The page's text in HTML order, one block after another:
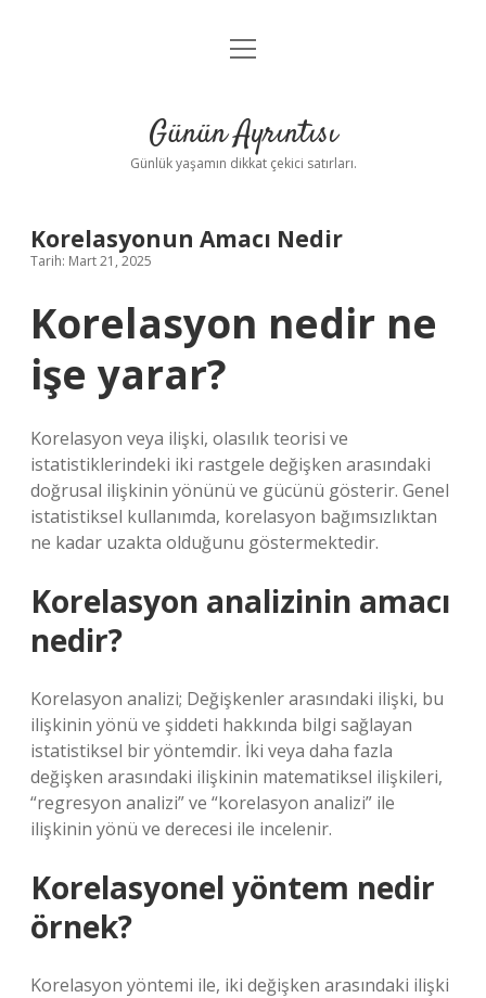
Anasayfa
Yasal Uyarı
menüyü
Günün Ayrıntısı
Günlük yaşamın dikkat çekici satırları.
Korelasyonun Amacı Nedir
Tarih: Mart 21, 2025
Korelasyon nedir ne
işe yarar?
Korelasyon veya ilişki, olasılık teorisi ve
istatistiklerindeki iki rastgele değişken arasındaki
doğrusal ilişkinin yönünü ve gücünü gösterir. Genel
istatistiksel kullanımda, korelasyon bağımsızlıktan
ne kadar uzakta olduğunu göstermektedir.
Korelasyon analizinin amacı
nedir?
Korelasyon analizi; Değişkenler arasındaki ilişki, bu
ilişkinin yönü ve şiddeti hakkında bilgi sağlayan
istatistiksel bir yöntemdir. İki veya daha fazla
değişken arasındaki ilişkinin matematiksel ilişkileri,
“regresyon analizi” ve “korelasyon analizi” ile
ilişkinin yönü ve derecesi ile incelenir.
Korelasyonel yöntem nedir
örnek?
Korelasyon yöntemi ile, iki değişken arasındaki ilişki